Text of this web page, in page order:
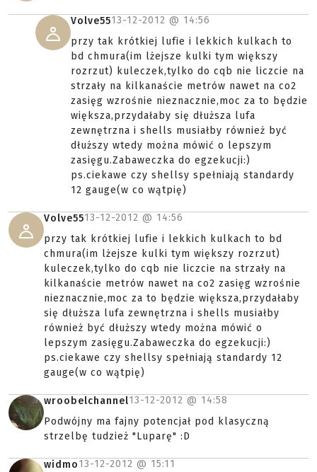
Volve5513-12-2012 @ 14:56
przy tak krótkiej lufie i lekkich kulkach to
bd chmura(im lżejsze kulki tym większy
rozrzut) kuleczek,tylko do cqb nie liczcie na
strzały na kilkanaście metrów nawet na co2
zasięg wzrośnie nieznacznie,moc za to będzie
większa,przydałaby się dłuższa lufa
zewnętrzna i shells musiałby również być
dłuższy wtedy można mówić o lepszym
zasięgu.Zabaweczka do egzekucji:)
ps.ciekawe czy shellsy spełniają standardy
12 gauge(w co wątpię)
Volve5513-12-2012 @ 14:56
przy tak krótkiej lufie i lekkich kulkach to bd
chmura(im lżejsze kulki tym większy rozrzut)
kuleczek,tylko do cqb nie liczcie na strzały na
kilkanaście metrów nawet na co2 zasięg wzrośnie
nieznacznie,moc za to będzie większa,przydałaby
się dłuższa lufa zewnętrzna i shells musiałby
również być dłuższy wtedy można mówić o
lepszym zasięgu.Zabaweczka do egzekucji:)
ps.ciekawe czy shellsy spełniają standardy 12
gauge(w co wątpię)
wroobelchannel13-12-2012 @ 14:58
Podwójny ma fajny potencjał pod klasyczną
strzelbę tudzież "Luparę" :D
widmo13-12-2012 @ 15:11